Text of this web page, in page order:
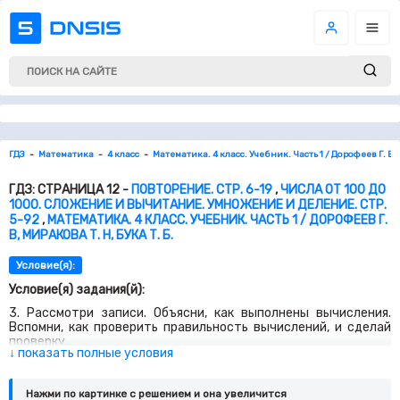
ГДЗ Математика 4 класс Математика. 4 класс. Учебник. Часть 1 / Дорофеев Г. В,
ГДЗ: СТРАНИЦА 12 - ПОВТОРЕНИЕ. СТР. 6-19,ЧИСЛА ОТ 100 ДО
1000. СЛОЖЕНИЕ И ВЫЧИТАНИЕ. УМНОЖЕНИЕ И ДЕЛЕНИЕ. СТР.
5-92, МАТЕМАТИКА. 4 КЛАСС. УЧЕБНИК. ЧАСТЬ 1 / ДОРОФЕЕВ Г.
В, МИРАКОВА Т. Н, БУКА Т. Б.
Условие(я):
Условие(я) задания(й):
3. Рассмотри записи. Объясни, как выполнены вычисления.
Вспомни, как проверить правильность вычислений, и сделай
проверку.
4. Запиши выражения столбиком и выполни вычисления.
Сделай проверку.
↓ показать полные условия
Нажми по картинке c решением и она увеличится